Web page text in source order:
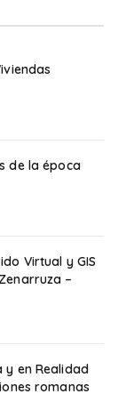
de la época
Virtual y GIS
–
y en Realidad
romanas